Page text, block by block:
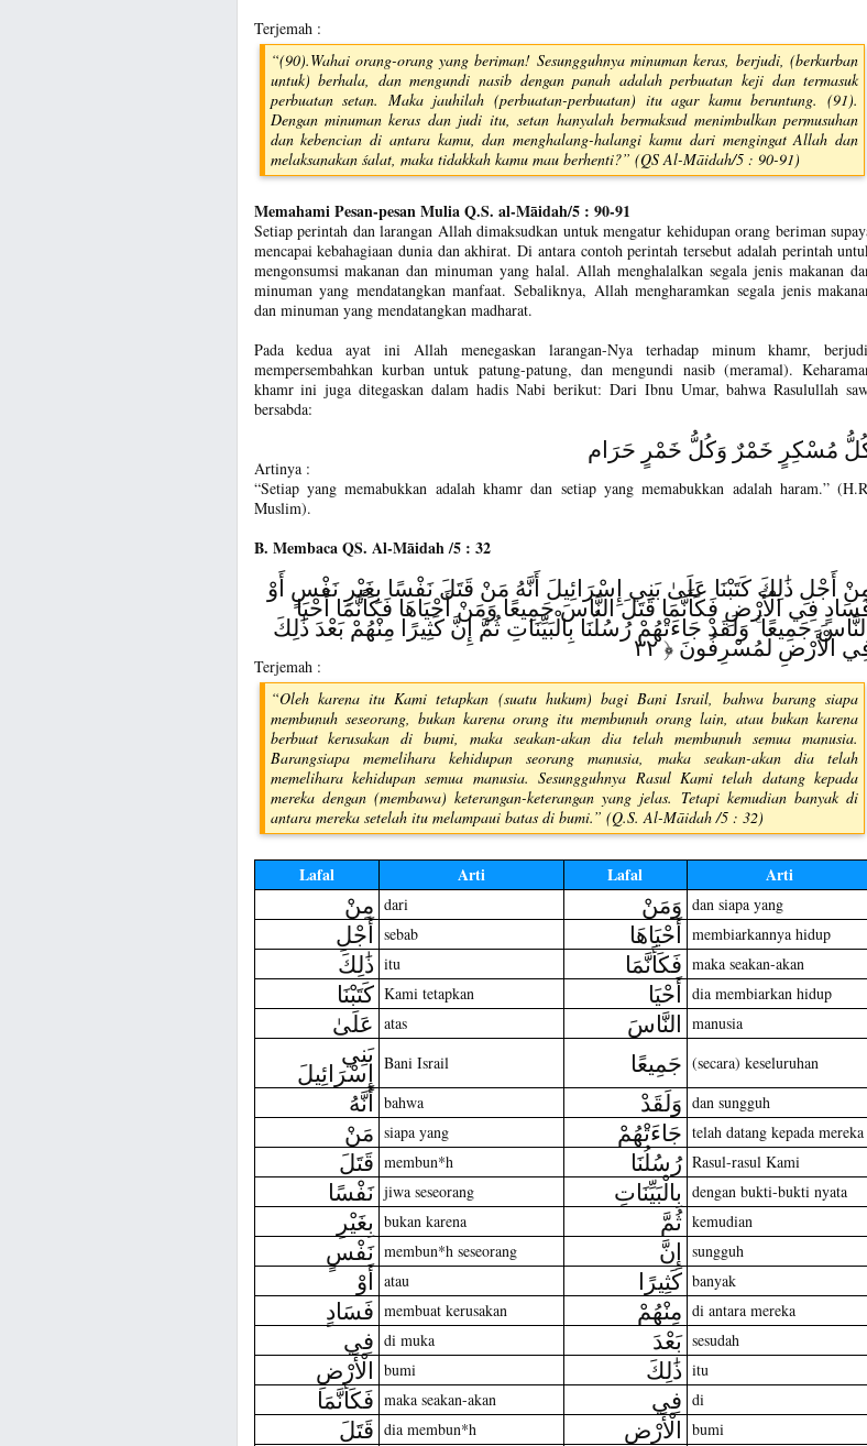
Terjemah :
“(90).Wahai orang-orang yang beriman! Sesungguhnya minuman keras, berjudi, (berkurban
untuk) berhala, dan mengundi nasib dengan panah adalah perbuatan keji dan termasuk
perbuatan setan. Maka jauhilah (perbuatan-perbuatan) itu agar kamu beruntung. (91).
Dengan minuman keras dan judi itu, setan hanyalah bermaksud menimbulkan permusuhan
dan kebencian di antara kamu, dan menghalang-halangi kamu dari mengingat Allah dan
melaksanakan śalat, maka tidakkah kamu mau berhenti?” (QS Al-Māidah/5 : 90-91)
Memahami Pesan-pesan Mulia Q.S. al-Māidah/5 : 90-91
Setiap perintah dan larangan Allah dimaksudkan untuk mengatur kehidupan orang beriman
mencapai kebahagiaan dunia dan akhirat. Di antara contoh perintah tersebut adalah perintah
mengonsumsi makanan dan minuman yang halal. Allah menghalalkan segala jenis makanan
minuman yang mendatangkan manfaat. Sebaliknya, Allah mengharamkan segala jenis
dan minuman yang mendatangkan madharat.
Pada kedua ayat ini Allah menegaskan larangan-Nya terhadap minum khamr,
mempersembahkan kurban untuk patung-patung, dan mengundi nasib (meramal).
khamr ini juga ditegaskan dalam hadis Nabi berikut: Dari Ibnu Umar, bahwa Rasulullah
bersabda:
مُسْكِرٍ خَمْرٌ وَكُلُّ خَمْرٍ حَرَام
Artinya :
“Setiap yang memabukkan adalah khamr dan setiap yang memabukkan adalah haram.”
Muslim).
B. Membaca QS. Al-Māidah /5 : 32
أَجْلِ ذَٰلِكَ كَتَبْنَا عَلَىٰ بَنِي إِسْرَائِيلَ أَنَّهُ مَنْ قَتَلَ نَفْسًا بِغَيْرِ نَفْسٍ أَوْ
فِي الْأَرْضِ فَكَأَنَّمَا قَتَلَ النَّاسَ جَمِيعًا وَمَنْ أَحْيَاهَا فَكَأَنَّمَا أَحْيَا
جَمِيعًا ۚ وَلَقَدْ جَاءَتْهُمْ رُسُلُنَا بِالْبَيِّنَاتِ ثُمَّ إِنَّ كَثِيرًا مِنْهُمْ بَعْدَ ذَٰلِكَ
الْأَرْضِ لَمُسْرِفُونَ ﴿ ٣٢
Terjemah :
“Oleh karena itu Kami tetapkan (suatu hukum) bagi Bani Israil, bahwa barang siapa
membunuh seseorang, bukan karena orang itu membunuh orang lain, atau bukan karena
berbuat kerusakan di bumi, maka seakan-akan dia telah membunuh semua manusia.
Barangsiapa memelihara kehidupan seorang manusia, maka seakan-akan dia telah
memelihara kehidupan semua manusia. Sesungguhnya Rasul Kami telah datang kepada
mereka dengan (membawa) keterangan-keterangan yang jelas. Tetapi kemudian banyak di
antara mereka setelah itu melampaui batas di bumi.” (Q.S. Al-Māidah /5 : 32)
Lafal Arti Lafal Arti
مِنْ dari وَمَنْ dan siapa yang
أَجْلِ sebab أَحْيَاهَا membiarkannya hidup
ذَٰلِكَ itu فَكَأَنَّمَا maka seakan-akan
كَتَبْنَا Kami tetapkan أَحْيَا dia membiarkan hidup
عَلَىٰ atas النَّاسَ manusia
بَنِي
إِسْرَائِيلَ Bani Israil جَمِيعًا (secara) keseluruhan
أَنَّهُ bahwa وَلَقَدْ dan sungguh
مَنْ siapa yang جَاءَتْهُمْ telah datang kepada mereka
قَتَلَ membun*h رُسُلُنَا Rasul-rasul Kami
نَفْسًا jiwa seseorang بِالْبَيِّنَاتِ dengan bukti-bukti nyata
بِغَيْرِ bukan karena ثُمَّ kemudian
نَفْسٍ membun*h seseorang إِنَّ sungguh
أَوْ atau كَثِيرًا banyak
فَسَادٍ membuat kerusakan مِنْهُمْ di antara mereka
فِي di muka بَعْدَ sesudah
الْأَرْضِ bumi ذَٰلِكَ itu
فَكَأَنَّمَا maka seakan-akan فِي di
قَتَلَ dia membun*h الْأَرْضِ bumi